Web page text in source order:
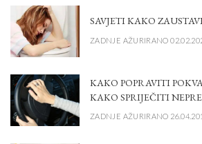
SAVJETI KAKO
ZADNJE AŽURIRANO
KAKO POPRAVITI
KAKO SPRIJEČITI
ZADNJE AŽURIRANO